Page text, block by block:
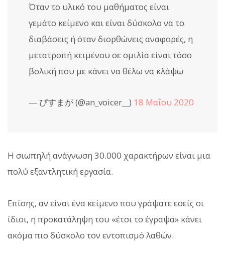
Όταν το υλικό του μαθήματος είναι
γεμάτο κείμενο και είναι δύσκολο να το
διαβάσεις ή όταν διορθώνεις αναφορές, η
μετατροπή κειμένου σε ομιλία είναι τόσο
βολική που με κάνει να θέλω να κλάψω
— ぴすまが (@an_voicer__) 18 Μαΐου 2020
Η σιωπηλή ανάγνωση 30.000 χαρακτήρων είναι μια
πολύ εξαντλητική εργασία.
Επίσης, αν είναι ένα κείμενο που γράψατε εσείς οι
ίδιοι, η προκατάληψη του «έτσι το έγραψα» κάνει
ακόμα πιο δύσκολο τον εντοπισμό λαθών.